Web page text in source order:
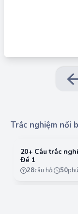
Trắc nghiệm nổi
20+ Câu trắc
Đề 1
28câu hỏi 50